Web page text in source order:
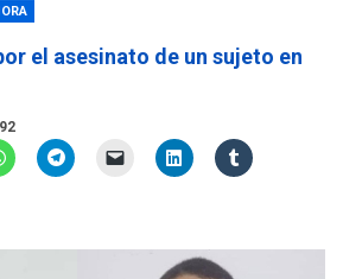
el asesinato de un sujeto en